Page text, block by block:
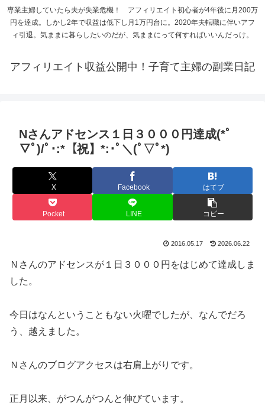
専業主婦していたら夫が失業危機！ アフィリエイト初心者が4年後に月200万
円を達成。しかし2年で収益は低下し月1万円台に。2020年夫転職に伴いアフ
ィ引退。気ままに暮らしたいのだが、気ままにって何すればいいんだっけ。
アフィリエイト収益公開中！子育て主婦の副業日記
Nさんアドセンス１日３０００円達成(*ﾟ
▽ﾟ)/ﾟ･:*【祝】*:･ﾟ＼(ﾟ▽ﾟ*)
X Facebook はてブ
Pocket LINE コピー
2016.05.17 2026.06.22
Ｎさんのアドセンスが１日３０００円をはじめて達成しま
した。
今日はなんということもない火曜でしたが、なんでだろ
う、越えました。
Ｎさんのブログアクセスは右肩上がりです。
正月以来、がつんがつんと伸びています。